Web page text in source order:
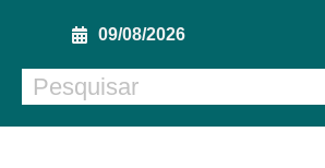
09/08/2026